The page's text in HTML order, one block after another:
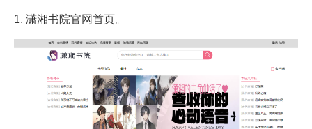
1. 潇湘书院官网首页。